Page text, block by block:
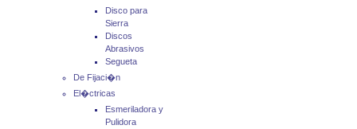
Disco para
Sierra
Discos
Abrasivos
Segueta
De Fijaci�n
El�ctricas
Esmeriladora y
Pulidora